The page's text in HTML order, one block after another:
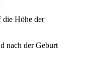
die Höhe der
nach der Geburt